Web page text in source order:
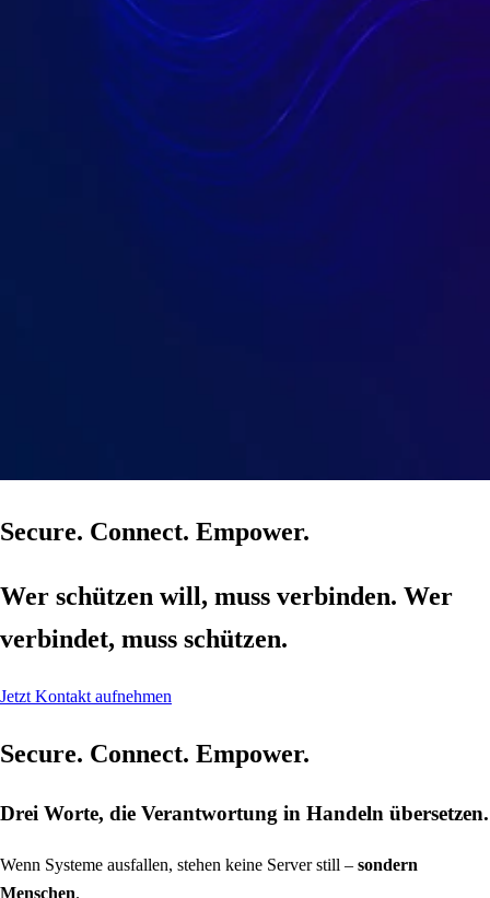
Secure. Connect. Empower.
Wer schützen will, muss verbinden. Wer
verbindet, muss schützen.
Jetzt Kontakt aufnehmen
Secure. Connect. Empower.
Drei Worte, die Verantwortung in Handeln übersetzen.
Wenn Systeme ausfallen, stehen keine Server still – sondern
Menschen.